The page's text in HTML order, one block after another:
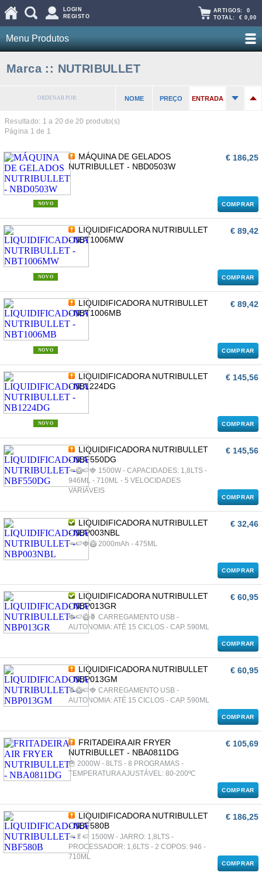
LOGIN
REGISTO
ARTIGOS: 0
TOTAL: € 0,00
Menu Produtos
Marca :: NUTRIBULLET
ORDENAR POR: NOME PREÇO ENTRADA
Resultado: 1 a 20 de 20 produto(s)
Página 1 de 1
NOVO
MÁQUINA DE GELADOS
NUTRIBULLET - NBD0503W
€ 186,25
COMPRAR
NOVO
LIQUIDIFICADORA NUTRIBULLET
- NBT1006MW
€ 89,42
COMPRAR
NOVO
LIQUIDIFICADORA NUTRIBULLET
- NBT1006MB
€ 89,42
COMPRAR
NOVO
LIQUIDIFICADORA NUTRIBULLET
- NB1224DG
€ 145,56
COMPRAR
LIQUIDIFICADORA NUTRIBULLET
- NBF550DG
🥕🥝🍉🍓 1500W - CAPACIDADES: 1,8LTS -
946ML - 710ML - 5 VELOCIDADES
VARIÁVEIS
€ 145,56
COMPRAR
LIQUIDIFICADORA NUTRIBULLET
- NBP003NBL
🥕🍉🍓🥝 2000mAh - 475ML
€ 32,46
COMPRAR
LIQUIDIFICADORA NUTRIBULLET
- NBP013GR
🍓🍉🥝🍍 CARREGAMENTO USB -
AUTONOMIA: ATÉ 15 CICLOS - CAP. 590ML
€ 60,95
COMPRAR
LIQUIDIFICADORA NUTRIBULLET
- NBP013GM
🍍🥝🍉🍓 CARREGAMENTO USB -
AUTONOMIA: ATÉ 15 CICLOS - CAP. 590ML
€ 60,95
COMPRAR
FRITADEIRA AIR FRYER
NUTRIBULLET - NBA0811DG
🍟 2000W - 8LTS - 8 PROGRAMAS -
TEMPERATURA AJUSTÁVEL: 80-200ºC
€ 105,69
COMPRAR
LIQUIDIFICADORA NUTRIBULLET
- NBF580B
🥕🥬🍉 1500W - JARRO: 1,8LTS -
PROCESSADOR: 1,6LTS - 2 COPOS: 946 -
710ML
€ 186,25
COMPRAR